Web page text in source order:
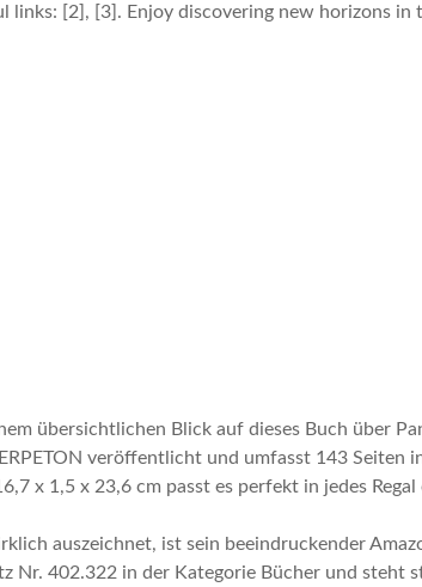
links: [2], [3]. Enjoy discovering new horizons⁢ in
übersichtlichen Blick auf⁢ dieses Buch über
veröffentlicht ‍und umfasst 143 Seiten
x 1,5 x 23,6 cm passt es perfekt in‌ jedes
auszeichnet, ist​ sein⁢ beeindruckender
Nr. 402.322 in ⁣der Kategorie Bücher und steht